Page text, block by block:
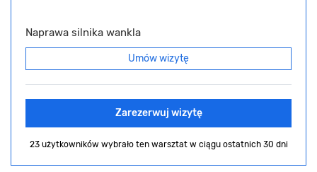
Naprawa silnika wankla
Umów wizytę
Zarezerwuj wizytę
23 użytkowników wybrało ten warsztat w ciągu ostatnich 30 dni